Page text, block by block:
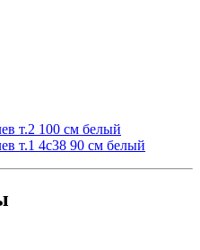
т.2 100 см белый
т.1 4с38 90 см белый